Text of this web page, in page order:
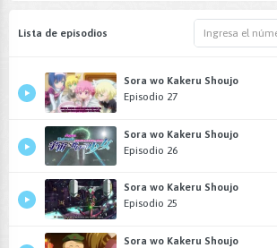
Lista de episodios
Sora wo Kakeru Shoujo
Episodio 27
Sora wo Kakeru Shoujo
Episodio 26
Sora wo Kakeru Shoujo
Episodio 25
Sora wo Kakeru Shoujo